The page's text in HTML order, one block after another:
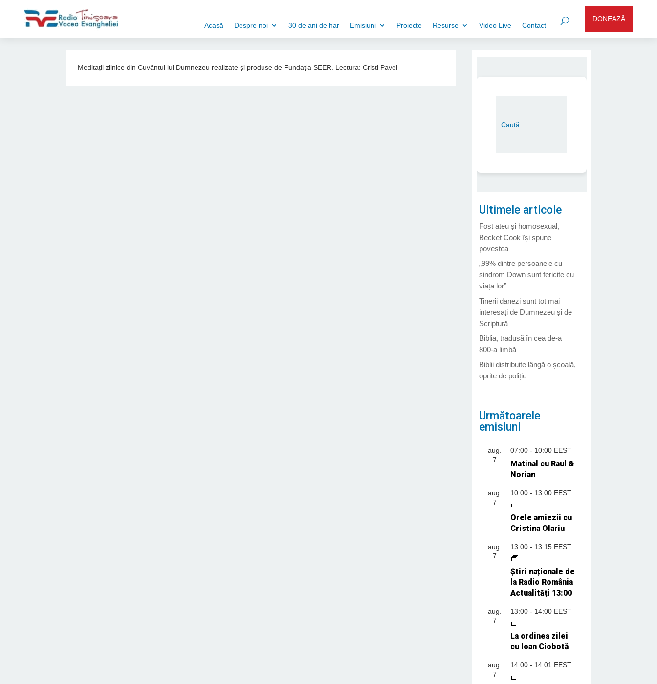
Acasă Despre noi 30 de ani de har Emisiuni Proiecte Resurse Video Live Contact
DONEAZĂ
Meditații zilnice din Cuvântul lui Dumnezeu realizate și produse de Fundația SEER. Lectura: Cristi Pavel
Ultimele articole
Fost ateu și homosexual,
Becket Cook își spune
povestea
„99% dintre persoanele cu
sindrom Down sunt fericite cu
viața lor”
Tinerii danezi sunt tot mai
interesați de Dumnezeu și de
Scriptură
Biblia, tradusă în cea de-a
800-a limbă
Biblii distribuite lângă o școală,
oprite de poliție
Următoarele
emisiuni
aug.
7
07:00- 10:00 EEST
Matinal cu Raul &
Norian
aug.
7
10:00- 13:00 EEST
Orele amiezii cu
Cristina Olariu
aug.
7
13:00- 13:15 EEST
Știri naționale de
la Radio România
Actualități 13:00
aug.
7
13:00- 14:00 EEST
La ordinea zilei
cu Ioan Ciobotă
aug.
7
14:00- 14:01 EEST